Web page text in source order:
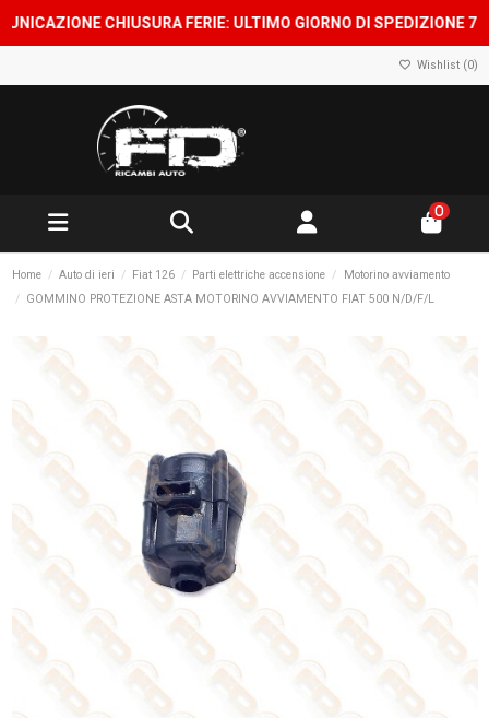
CHIUSURA FERIE: ULTIMO GIORNO DI SPEDIZIONE 7
Wishlist (0)
0
Home Auto di ieri Fiat 126 Parti elettriche accensione
Motorino avviamento
GOMMINO PROTEZIONE ASTA MOTORINO AVVIAMENTO FIAT 500 N/D/F/L